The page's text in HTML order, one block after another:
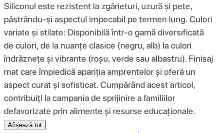
Siliconul este rezistent la zgârieturi, uzură și pete,
păstrându-și aspectul impecabil pe termen lung. Culori
variate și stilate: Disponibilă într-o gamă diversificată
de culori, de la nuanțe clasice (negru, alb) la culori
îndrăznețe și vibrante (roșu, verde sau albastru). Finisaj
mat care împiedică apariția amprentelor și oferă un
aspect curat și sofisticat. Cumpărând acest articol,
contribuiți la campania de sprijinire a familiilor
defavorizate prin alimente și resurse educaționale.
Afișează tot